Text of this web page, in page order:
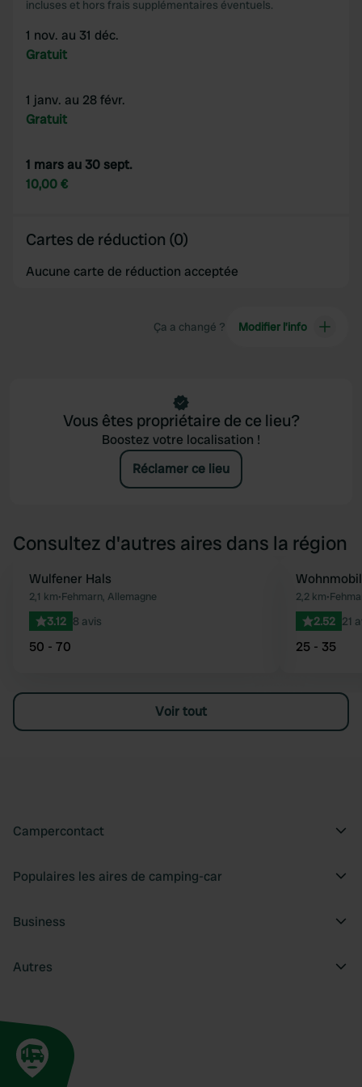
incluses et hors frais supplémentaires éventuels.
1 nov. au 31 déc.
Gratuit
1 janv. au 28 févr.
Gratuit
1 mars au 30 sept.
10,00 €
Cartes de réduction (0)
Aucune carte de réduction acceptée
Ça a changé ? Modifier l’info
Vous êtes propriétaire de ce lieu?
Boostez votre localisation !
Réclamer ce lieu
Consultez d'autres aires dans la région
Préféré
Wulfener Hals
2,1 km•Fehmarn, Allemagne
3.12 8 avis
50 - 70
2,2 km•
2.52 21
25 - 35
Voir tout
Campercontact
Populaires les aires de camping-car
Business
Autres